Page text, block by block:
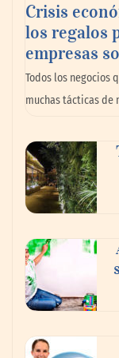
La llanta
cuesta:
Paso a paso:
transición a
InfoBlock
Crisis
los regalos
empresas
Todos los negocios
muchas tácticas de